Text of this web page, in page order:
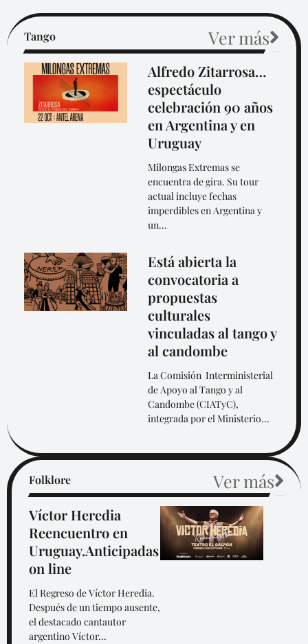
Tango Ver más
Alfredo Zitarrosa…
espectáculo
celebración 90 años
en Argentina y en
Uruguay
Milongas Extremas se
encuentra de gira. Su tour
actual incluye fechas
imperdibles en Argentina y
un...
Está abierta la
convocatoria a
propuestas
culturales
vinculadas al tango y
al candombe
La Comisión Interministerial
de Apoyo al Tango y al
Candombe (CIATyC),
integrada por el Ministerio...
Folklore Ver más
Víctor Heredia
Reencuentro en
Uruguay.Anticipadas
on line
El Regreso de Víctor Heredia.
Después de un tiempo ausente,
el destacado cantautor
argentino Víctor...